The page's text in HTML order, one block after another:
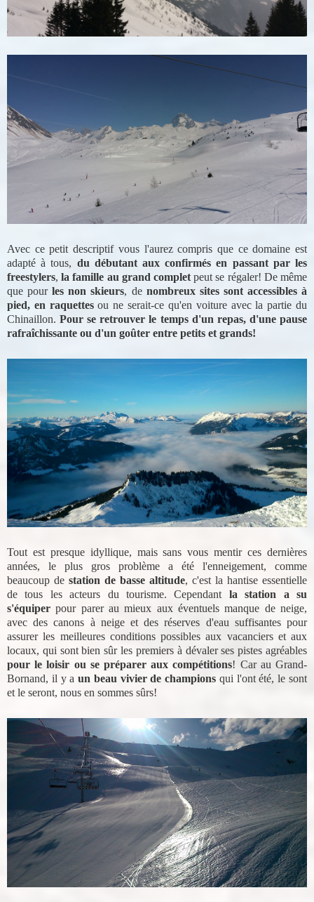
Avec ce petit descriptif vous l'aurez compris que ce domaine est
adapté à tous, du débutant aux confirmés en passant par les
freestylers,la famille au grand complet peut se régaler! De même
que pourles non skieurs, de nombreux sites sont accessibles à
pied, en raquettesou ne serait-ce qu'en voiture avec la partie du
Chinaillon.Pour se retrouver le temps d'un repas, d'une pause
rafraîchissante ou d'un goûter entre petits et grands!
Tout est presque idyllique, mais sans vous mentir ces dernières
années, le plus gros problème a été l'enneigement, comme
beaucoup de station de basse altitude, c'est la hantise essentielle
de tous les acteurs du tourisme. Cependant la station a su
s'équiper pour parer au mieux aux éventuels manque de neige,
avec des canons à neige et des réserves d'eau suffisantes pour
assurer les meilleures conditions possibles aux vacanciers et aux
locaux, qui sont bien sûr les premiers à dévaler ses pistes agréables
pour le loisir ou se préparer aux compétitions! Car au Grand-
Bornand, il y aun beau vivier de champions qui l'ont été, le sont
et le seront, nous en sommes sûrs!